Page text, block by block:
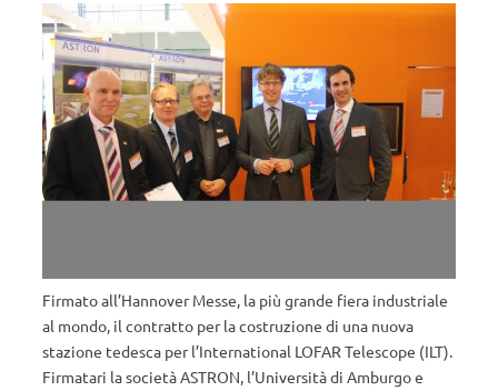
Firmato all’Hannover Messe, la più grande fiera industriale
al mondo, il contratto per la costruzione di una nuova
stazione tedesca per l’International LOFAR Telescope (ILT).
Firmatari la società ASTRON, l’Università di Amburgo e